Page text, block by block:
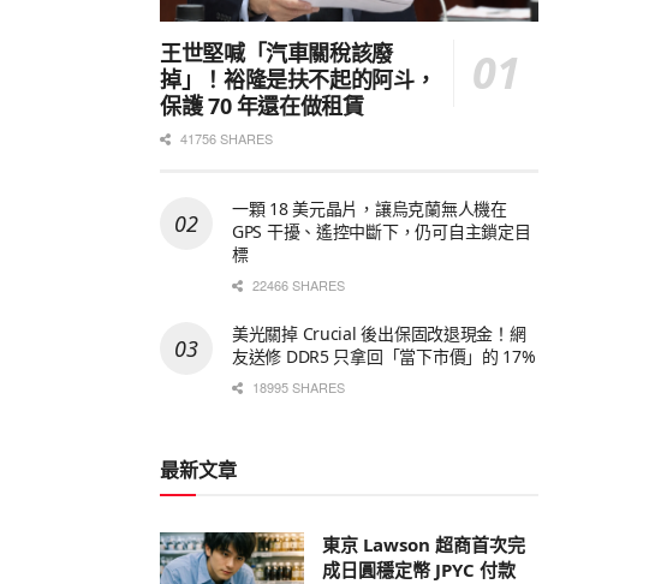
王世堅喊「汽車關稅該廢
掉」！裕隆是扶不起的阿斗，
保護 70 年還在做租賃
41756 SHARES
一顆 18 美元晶片，讓烏克蘭無人機在
GPS 干擾、遙控中斷下，仍可自主鎖定目
標
22466 SHARES
美光關掉 Crucial 後出保固改退現金！網
友送修 DDR5 只拿回「當下市價」的 17%
18995 SHARES
最新文章
東京 Lawson 超商首次完
成日圓穩定幣 JPYC 付款